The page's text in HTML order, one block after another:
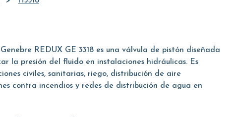
REDUX GE 3318 es una válvula de pistón diseñada
la presión del fluido en instalaciones hidráulicas. Es
civiles, sanitarias, riego, distribución de aire
contra incendios y redes de distribución de agua en